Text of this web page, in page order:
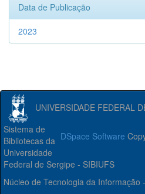
Data de Publicação
2023
UNIVERSIDADE FEDERAL
DSpace Software
Sistema de
Bibliotecas da
Universidade
Federal de Sergipe - SIBIUFS
Núcleo de Tecnologia da Informação